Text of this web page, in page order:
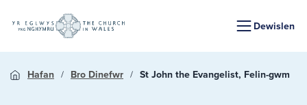
Dewislen
Hafan Bro Dinefwr St John the Evangelist, Felin-gwm